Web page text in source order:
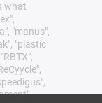
what
"manus",
"plastic